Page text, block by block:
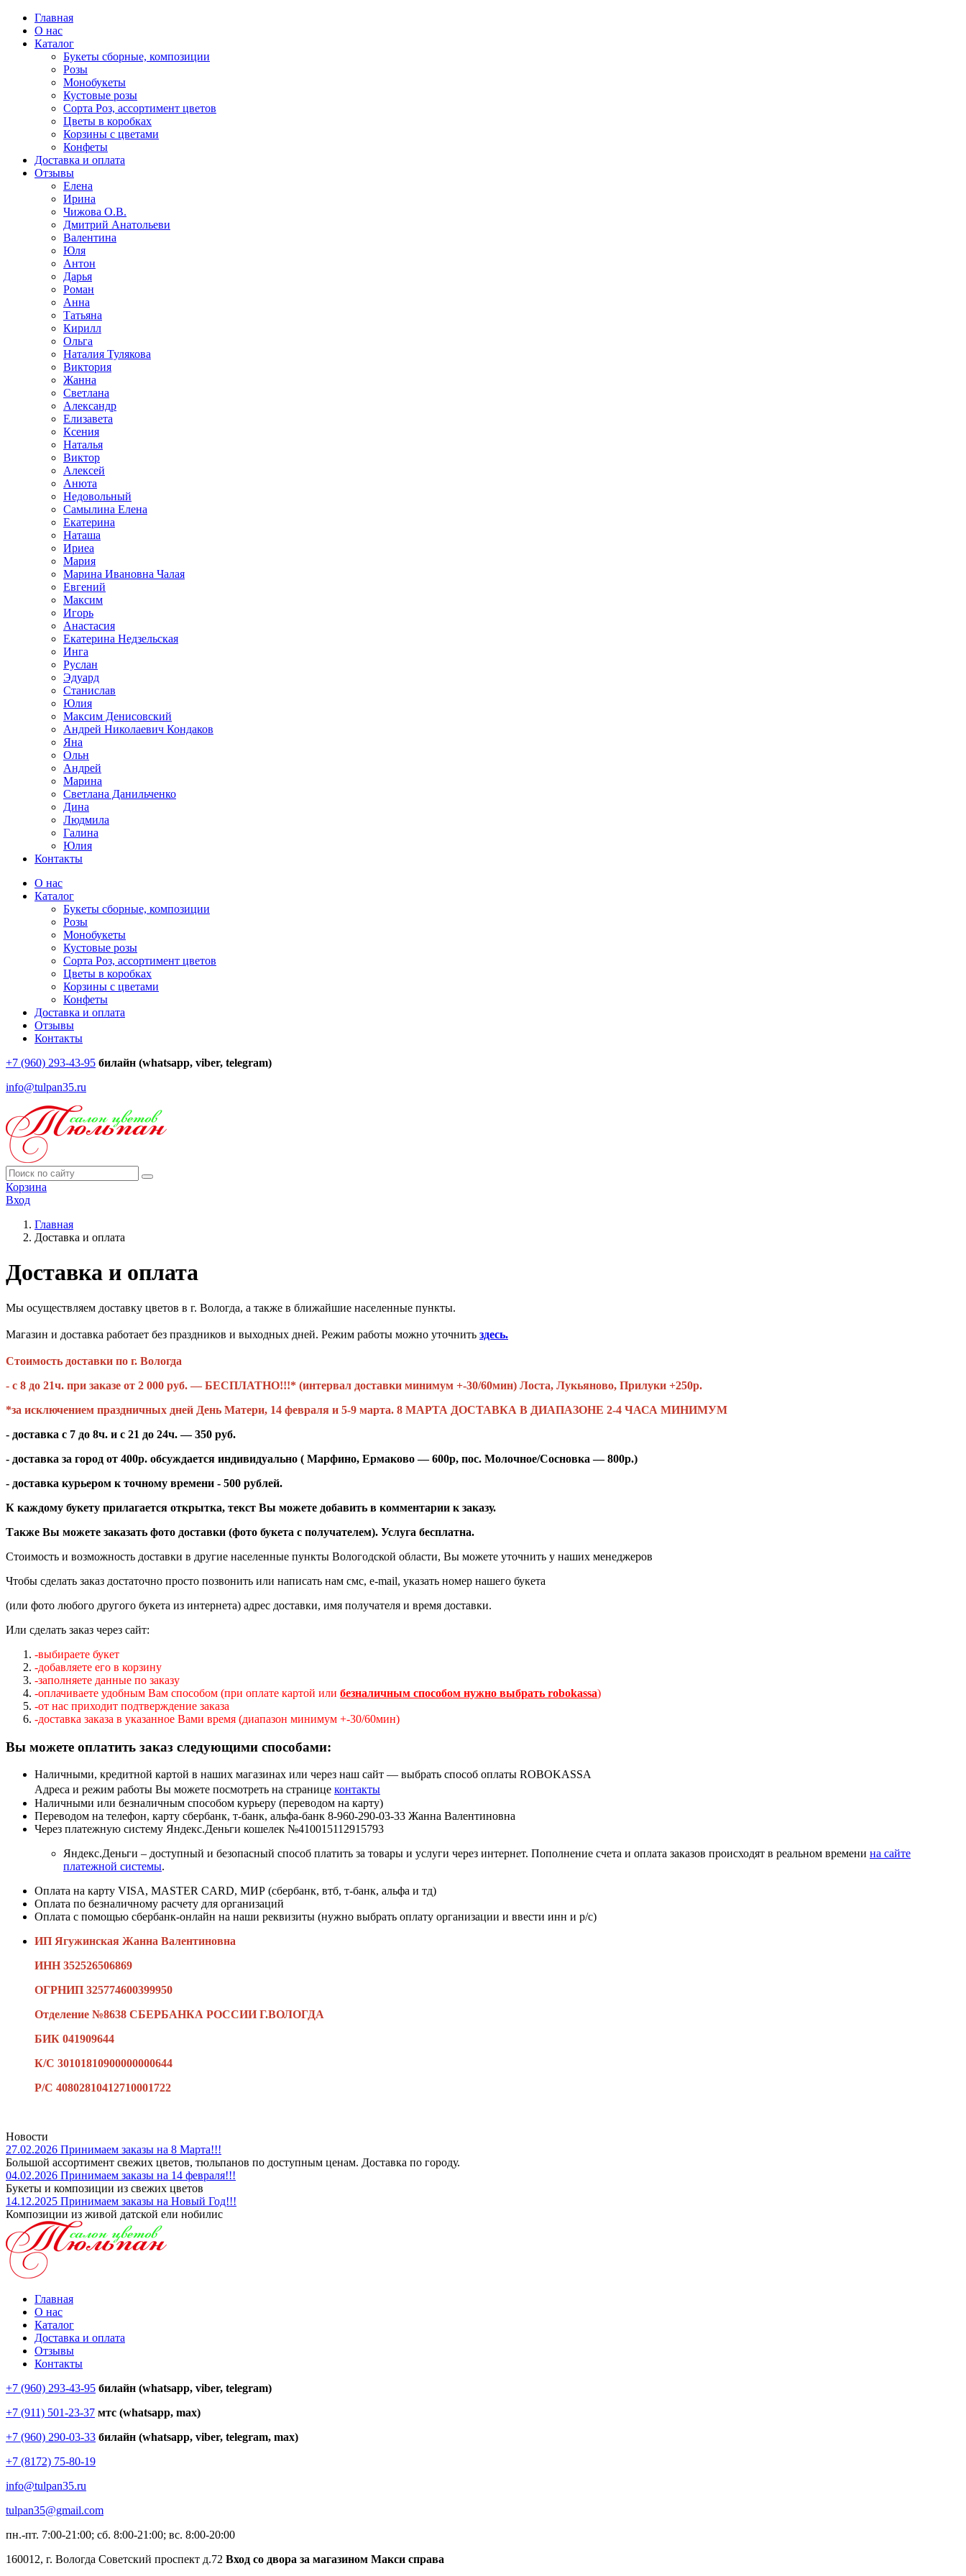
Главная
О нас
Каталог
Букеты сборные, композиции
Розы
Монобукеты
Кустовые розы
Сорта Роз, ассортимент цветов
Цветы в коробках
Корзины с цветами
Конфеты
Доставка и оплата
Отзывы
Елена
Ирина
Чижова О.В.
Дмитрий Анатольеви
Валентина
Юля
Антон
Дарья
Роман
Анна
Татьяна
Кирилл
Ольга
Наталия Тулякова
Виктория
Жанна
Светлана
Александр
Елизавета
Ксения
Наталья
Виктор
Алексей
Анюта
Недовольный
Самылина Елена
Екатерина
Наташа
Ириеа
Мария
Марина Ивановна Чалая
Евгений
Максим
Игорь
Анастасия
Екатерина Недзельская
Инга
Руслан
Эдуард
Станислав
Юлия
Максим Денисовский
Андрей Николаевич Кондаков
Яна
Ольн
Андрей
Марина
Светлана Данильченко
Дина
Людмила
Галина
Юлия
Контакты
О нас
Каталог
Букеты сборные, композиции
Розы
Монобукеты
Кустовые розы
Сорта Роз, ассортимент цветов
Цветы в коробках
Корзины с цветами
Конфеты
Доставка и оплата
Отзывы
Контакты
+7 (960) 293-43-95 билайн (whatsapp, viber, telegram)
info@tulpan35.ru
Корзина
Вход
Главная
Доставка и оплата
Доставка и оплата
Мы осуществляем доставку цветов в г. Вологда, а также в ближайшие населенные пункты.
Магазин и доставка работает без праздников и выходных дней. Режим работы можно уточнить здесь.
Стоимость доставки по г. Вологда
- с 8 до 21ч. при заказе от 2 000 руб. — БЕСПЛАТНО!!!* (интервал доставки минимум +-30/60мин) Лоста, Лукьяново, Прилуки +250р.
*за исключением праздничных дней День Матери, 14 февраля и 5-9 марта. 8 МАРТА ДОСТАВКА В ДИАПАЗОНЕ 2-4 ЧАСА МИНИМУМ
- доставка с 7 до 8ч. и с 21 до 24ч. — 350 руб.
- доставка за город от 400р. обсуждается индивидуально ( Марфино, Ермаково — 600р, пос. Молочное/Сосновка — 800р.)
- доставка курьером к точному времени - 500 рублей.
К каждому букету прилагается открытка, текст Вы можете добавить в комментарии к заказу.
Также Вы можете заказать фото доставки (фото букета с получателем). Услуга бесплатна.
Стоимость и возможность доставки в другие населенные пункты Вологодской области, Вы можете уточнить у наших менеджеров
Чтобы сделать заказ достаточно просто позвонить или написать нам смс, e-mail, указать номер нашего букета
(или фото любого другого букета из интернета) адрес доставки, имя получателя и время доставки.
Или сделать заказ через сайт:
-выбираете букет
-добавляете его в корзину
-заполняете данные по заказу
-оплачиваете удобным Вам способом (при оплате картой или безналичным способом нужно выбрать robokassa)
-от нас приходит подтверждение заказа
-доставка заказа в указанное Вами время (диапазон минимум +-30/60мин)
Вы можете оплатить заказ следующими способами:
Наличными, кредитной картой в наших магазинах или через наш сайт — выбрать способ оплаты ROBOKASSA
Адреса и режим работы Вы можете посмотреть на странице контакты
Наличными или безналичным способом курьеру (переводом на карту)
Переводом на телефон, карту сбербанк, т-банк, альфа-банк 8-960-290-03-33 Жанна Валентиновна
Через платежную систему Яндекс.Деньги кошелек №410015112915793
Яндекс.Деньги – доступный и безопасный способ платить за товары и услуги через интернет. Пополнение счета и оплата заказов происходят в реальном времени на сайте
платежной системы.
Оплата на карту VISA, MASTER CARD, МИР (сбербанк, втб, т-банк, альфа и тд)
Оплата по безналичному расчету для организаций
Оплата с помощью сбербанк-онлайн на наши реквизиты (нужно выбрать оплату организации и ввести инн и р/с)
ИП Ягужинская Жанна Валентиновна
ИНН 352526506869
ОГРНИП 325774600399950
Отделение №8638 СБЕРБАНКА РОССИИ Г.ВОЛОГДА
БИК 041909644
К/С 30101810900000000644
Р/С 40802810412710001722
Новости
27.02.2026 Принимаем заказы на 8 Марта!!!
Большой ассортимент свежих цветов, тюльпанов по доступным ценам. Доставка по городу.
04.02.2026 Принимаем заказы на 14 февраля!!!
Букеты и композиции из свежих цветов
14.12.2025 Принимаем заказы на Новый Год!!!
Композиции из живой датской ели нобилис
Главная
О нас
Каталог
Доставка и оплата
Отзывы
Контакты
+7 (960) 293-43-95 билайн (whatsapp, viber, telegram)
+7 (911) 501-23-37 мтс (whatsapp, max)
+7 (960) 290-03-33 билайн (whatsapp, viber, telegram, max)
+7 (8172) 75-80-19
info@tulpan35.ru
tulpan35@gmail.com
пн.-пт. 7:00-21:00; сб. 8:00-21:00; вс. 8:00-20:00
160012, г. Вологда Советский проспект д.72 Вход со двора за магазином Макси справа